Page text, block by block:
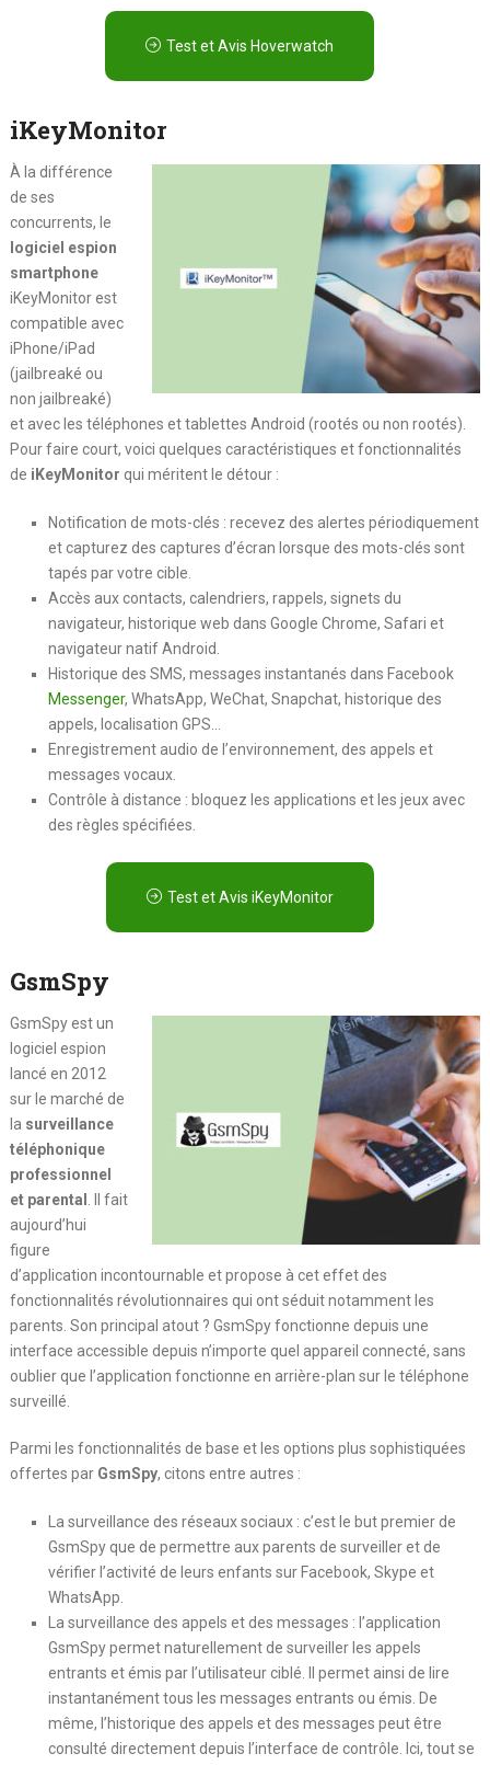
Test et Avis Hoverwatch
iKeyMonitor
À la différence
de ses
concurrents, le
logiciel espion
smartphone
iKeyMonitor est
compatible avec
iPhone/iPad
(jailbreaké ou
non jailbreaké)
et avec les téléphones et tablettes Android (rootés ou non rootés).
Pour faire court, voici quelques caractéristiques et fonctionnalités
de iKeyMonitor qui méritent le détour :
Notification de mots-clés : recevez des alertes périodiquement
et capturez des captures d’écran lorsque des mots-clés sont
tapés par votre cible.
Accès aux contacts, calendriers, rappels, signets du
navigateur, historique web dans Google Chrome, Safari et
navigateur natif Android.
Historique des SMS, messages instantanés dans Facebook
Messenger, WhatsApp, WeChat, Snapchat, historique des
appels, localisation GPS…
Enregistrement audio de l’environnement, des appels et
messages vocaux.
Contrôle à distance : bloquez les applications et les jeux avec
des règles spécifiées.
Test et Avis iKeyMonitor
GsmSpy
GsmSpy est un
logiciel espion
lancé en 2012
sur le marché de
la surveillance
téléphonique
professionnel
et parental
. Il fait
aujourd’hui
figure
d’application incontournable et propose à cet effet des
fonctionnalités révolutionnaires qui ont séduit notamment les
parents. Son principal atout ? GsmSpy fonctionne depuis une
interface accessible depuis n’importe quel appareil connecté, sans
oublier que l’application fonctionne en arrière-plan sur le téléphone
surveillé.
Parmi les fonctionnalités de base et les options plus sophistiquées
offertes par GsmSpy, citons entre autres :
La surveillance des réseaux sociaux : c’est le but premier de
GsmSpy que de permettre aux parents de surveiller et de
vérifier l’activité de leurs enfants sur Facebook, Skype et
WhatsApp.
La surveillance des appels et des messages : l’application
GsmSpy permet naturellement de surveiller les appels
entrants et émis par l’utilisateur ciblé. Il permet ainsi de lire
instantanément tous les messages entrants ou émis. De
même, l’historique des appels et des messages peut être
consulté directement depuis l’interface de contrôle. Ici, tout se